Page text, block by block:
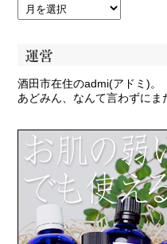
運営
酒田市在住のadmi(アドミ)。
あどみん、なんて言わずにま